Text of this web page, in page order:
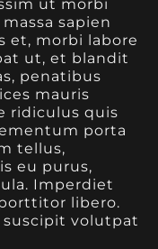
ut morbi
sapien
et, morbi labore
ut, et blandit
penatibus
mauris
ridiculus quis
porta
tellus,
eu purus,
Imperdiet
libero.
suscipit volutpat